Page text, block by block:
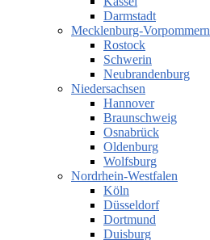
Darmstadt
Mecklenburg-Vorpommern
Rostock
Schwerin
Neubrandenburg
Niedersachsen
Hannover
Braunschweig
Osnabrück
Oldenburg
Wolfsburg
Nordrhein-Westfalen
Köln
Düsseldorf
Dortmund
Duisburg